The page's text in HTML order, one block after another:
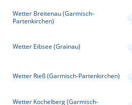
Wetter Breitenau (Garmisch-
Partenkirchen)
Wetter Eibsee (Grainau)
Wetter Rieß (Garmisch-Partenkirchen)
Wetter Kochelberg (Garmisch-